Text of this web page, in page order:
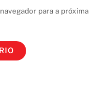
para a próxima